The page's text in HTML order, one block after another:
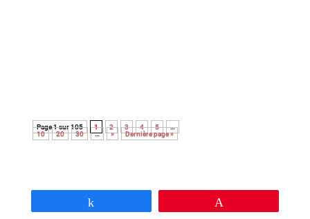
Page 1 sur 105 1 2 3 4 5
…
10
20 30 … » Dernière page »